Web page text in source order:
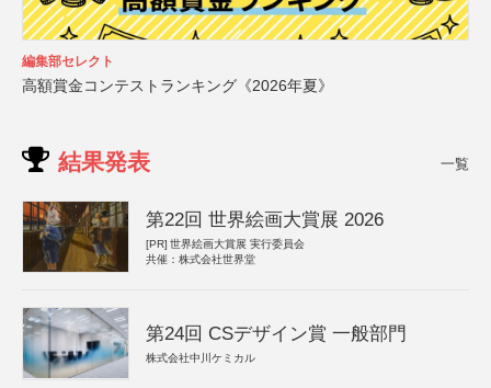
編集部セレクト
高額賞金コンテストランキング《2026年夏》
結果発表 一覧
第22回 世界絵画大賞展 2026
[PR] 世界絵画大賞展 実行委員会
共催：株式会社世界堂
第24回 CSデザイン賞 一般部門
株式会社中川ケミカル